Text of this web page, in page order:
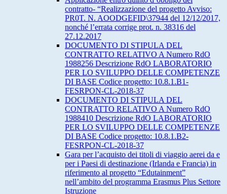
contratto- “Realizzazione del progetto Avviso:
PR0T. N. AOODGEFID\37944 del 12/12/2017,
nonché l’errata corrige prot. n. 38316 del
27.12.2017
DOCUMENTO DI STIPULA DEL
CONTRATTO RELATIVO A Numero RdO
1988256 Descrizione RdO LABORATORIO
PER LO SVILUPPO DELLE COMPETENZE
DI BASE Codice progetto: 10.8.1.B1-
FESRPON-CL-2018-37
DOCUMENTO DI STIPULA DEL
CONTRATTO RELATIVO A Numero RdO
1988410 Descrizione RdO LABORATORIO
PER LO SVILUPPO DELLE COMPETENZE
DI BASE Codice progetto: 10.8.1.B2-
FESRPON-CL-2018-37
Gara per l’acquisto dei titoli di viaggio aerei da e
per i Paesi di destinazione (Irlanda e Francia) in
riferimento al progetto “Edutainment”
nell’ambito del programma Erasmus Plus Settore
Istruzione